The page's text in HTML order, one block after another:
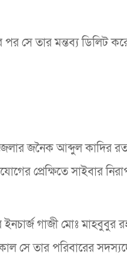
পর সে তার মন্তব্য
জনৈক আব্দুল কাদির
প্রেক্ষিতে সাইবার
গাজী মোঃ মাহবুবুর
সে তার পরিবারের